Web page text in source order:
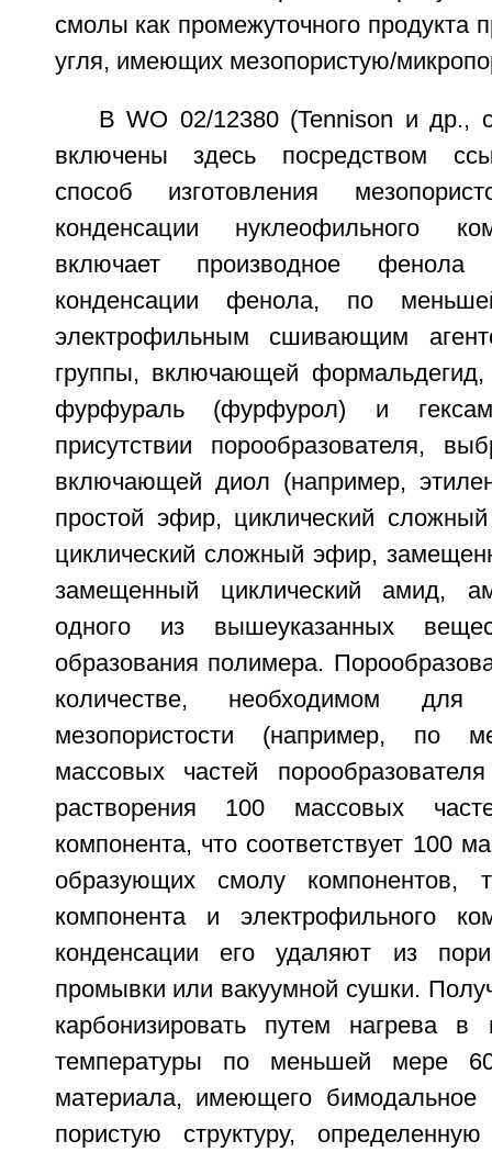
смолы как промежуточного продукта
угля, имеющих мезопористую/
В WO 02/12380 (Tennison и др.,
включены здесь посредством
способ изготовления
конденсации нуклеофильного
включает производное
конденсации фенола, по
электрофильным сшивающим
группы, включающей формальдегид,
фурфураль (фурфурол) и
присутствии порообразователя,
включающей диол (например,
простой эфир, циклический
циклический сложный эфир,
замещенный циклический амид,
одного из вышеуказанных
образования полимера.
количестве, необходимом
мезопористости (например, по
массовых частей
растворения 100 массовых
компонента, что соответствует 100
образующих смолу компонентов,
компонента и электрофильного
конденсации его удаляют из
промывки или вакуумной сушки.
карбонизировать путем нагрева
температуры по меньшей мере
материала, имеющего бимодальное
пористую структуру,